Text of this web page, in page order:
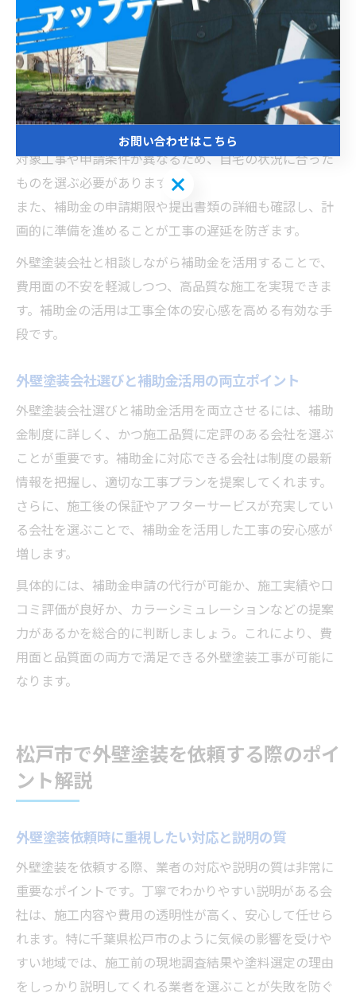
補助金一覧を確認し外壁塗装工事を安心して進める方
法
外壁塗装工事を安心して進めるためには、千葉県松戸市
や国の補助金一覧を事前に確認し、利用可能な制度を把
握することが大切です。補助金は複数存在し、それぞれ
対象工事や申請条件が異なるため、自宅の状況に合った
ものを選ぶ必要があります。
また、補助金の申請期限や提出書類の詳細も確認し、計
画的に準備を進めることが工事の遅延を防ぎます。
外壁塗装会社と相談しながら補助金を活用することで、
費用面の不安を軽減しつつ、高品質な施工を実現できま
す。補助金の活用は工事全体の安心感を高める有効な手
段です。
外壁塗装会社選びと補助金活用の両立ポイント
外壁塗装会社選びと補助金活用を両立させるには、補助
金制度に詳しく、かつ施工品質に定評のある会社を選ぶ
ことが重要です。補助金に対応できる会社は制度の最新
情報を把握し、適切な工事プランを提案してくれます。
さらに、施工後の保証やアフターサービスが充実してい
る会社を選ぶことで、補助金を活用した工事の安心感が
増します。
具体的には、補助金申請の代行が可能か、施工実績や口
コミ評価が良好か、カラーシミュレーションなどの提案
力があるかを総合的に判断しましょう。これにより、費
用面と品質面の両方で満足できる外壁塗装工事が可能に
なります。
松戸市で外壁塗装を依頼する際のポイ
ント解説
外壁塗装依頼時に重視したい対応と説明の質
外壁塗装を依頼する際、業者の対応や説明の質は非常に
重要なポイントです。丁寧でわかりやすい説明がある会
社は、施工内容や費用の透明性が高く、安心して任せら
れます。特に千葉県松戸市のように気候の影響を受けや
すい地域では、施工前の現地調査結果や塗料選定の理由
をしっかり説明してくれる業者を選ぶことが失敗を防ぐ
お問い合わせはこちら
お問い合わせはこちら